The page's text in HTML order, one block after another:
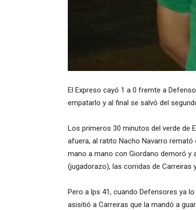
El Expreso cayó 1 a 0 fremte a
empatarlo y al final se salvó del
Los primeros 30 minutos del verde de
afuera, al ratito Nacho Navarro
mano a mano con Giordano demoró y
(jugadorazo), las corridas de Carreiras
Pero a lps 41, cuando Defensores ya
asisitió a Carreiras que la mandó a